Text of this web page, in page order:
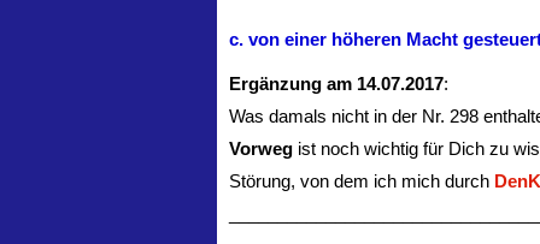
c. von einer höheren Macht
Ergänzung am 14.07.2017:
Was damals nicht in der Nr. 298
Vorweg ist noch wichtig für Dich zu
Störung, von dem ich mich durch